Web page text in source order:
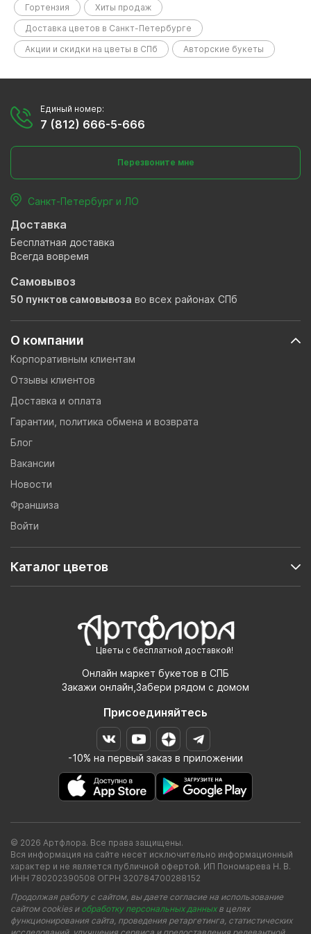
Гортензия
Хиты продаж
Доставка цветов в Санкт-Петербурге
Акции и скидки на цветы в СПб
Авторские букеты
Цветы с бесплатной доставкой!
Онлайн маркет букетов в СПБ
Закажи онлайн,Забери рядом с домом
Присоединяйтесь
-10% на первый заказ в приложении
О компании
Корпоративным клиентам
Отзывы клиентов
Доставка и оплата
Гарантии, политика обмена и возврата
Блог
Вакансии
Новости
Франшиза
Войти
Каталог цветов
Единый номер:
7 (812) 666-5-666
Перезвоните мне
Санкт-Петербург и ЛО
Доставка
Бесплатная доставка
Всегда вовремя
Самовывоз
50 пунктов самовывоза во всех районах СПб
© 2026 Артфлора. Все права защищены.
Вся информация на сайте несет исключительно информационный
характер и не является публичной офертой. ИП Пономарева Н. В.
ИНН 780202390508 ОГРН 320784700288152
Продолжая работу с сайтом, вы даете согласие на использование
сайтом cookies и обработку персональных данныхв целях
функционирования сайта, проведения ретаргетинга, статистических